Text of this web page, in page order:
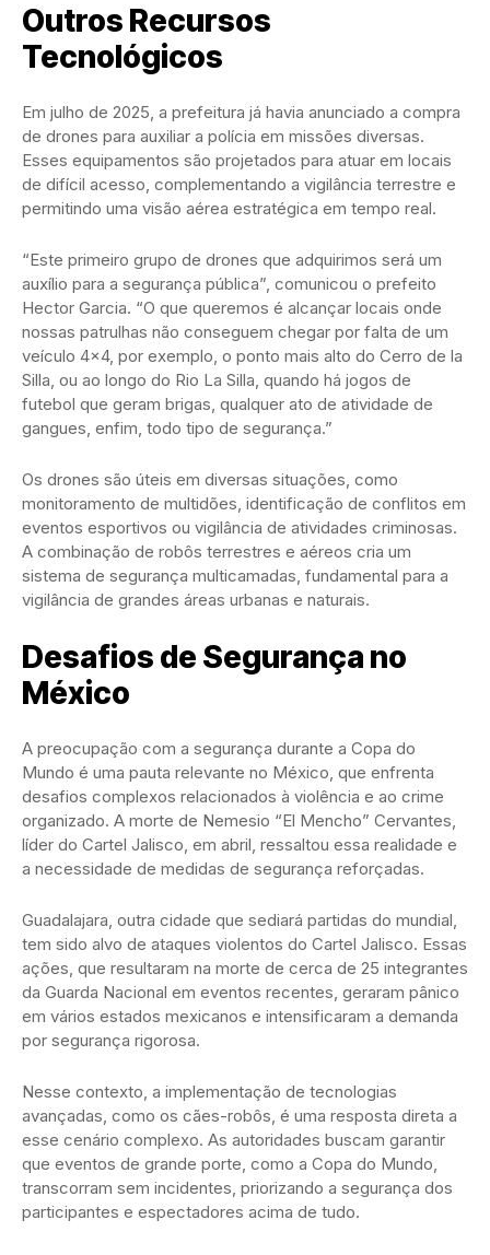
Outros Recursos
Tecnológicos
Em julho de 2025, a prefeitura já havia anunciado a compra
de drones para auxiliar a polícia em missões diversas.
Esses equipamentos são projetados para atuar em locais
de difícil acesso, complementando a vigilância terrestre e
permitindo uma visão aérea estratégica em tempo real.
“Este primeiro grupo de drones que adquirimos será um
auxílio para a segurança pública”, comunicou o prefeito
Hector Garcia. “O que queremos é alcançar locais onde
nossas patrulhas não conseguem chegar por falta de um
veículo 4×4, por exemplo, o ponto mais alto do Cerro de la
Silla, ou ao longo do Rio La Silla, quando há jogos de
futebol que geram brigas, qualquer ato de atividade de
gangues, enfim, todo tipo de segurança.”
Os drones são úteis em diversas situações, como
monitoramento de multidões, identificação de conflitos em
eventos esportivos ou vigilância de atividades criminosas.
A combinação de robôs terrestres e aéreos cria um
sistema de segurança multicamadas, fundamental para a
vigilância de grandes áreas urbanas e naturais.
Desafios de Segurança no
México
A preocupação com a segurança durante a Copa do
Mundo é uma pauta relevante no México, que enfrenta
desafios complexos relacionados à violência e ao crime
organizado. A morte de Nemesio “El Mencho” Cervantes,
líder do Cartel Jalisco, em abril, ressaltou essa realidade e
a necessidade de medidas de segurança reforçadas.
Guadalajara, outra cidade que sediará partidas do mundial,
tem sido alvo de ataques violentos do Cartel Jalisco. Essas
ações, que resultaram na morte de cerca de 25 integrantes
da Guarda Nacional em eventos recentes, geraram pânico
em vários estados mexicanos e intensificaram a demanda
por segurança rigorosa.
Nesse contexto, a implementação de tecnologias
avançadas, como os cães-robôs, é uma resposta direta a
esse cenário complexo. As autoridades buscam garantir
que eventos de grande porte, como a Copa do Mundo,
transcorram sem incidentes, priorizando a segurança dos
participantes e espectadores acima de tudo.